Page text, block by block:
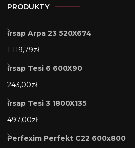
PRODUKTY
Irsap Arpa 23 520X674
1 119,79zł
Irsap Tesi 6 600X90
243,00zł
Irsap Tesi 3 1800X135
497,00zł
Perfexim Perfekt C22 600x800